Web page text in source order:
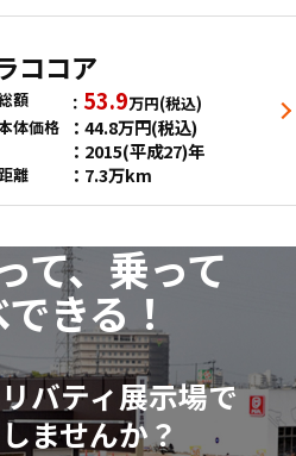
ココア
額 53.9万円(税込)
体価格
44.8万円(税込)
2015(平成27)年
離 7.3万km
て、乗って
きる！
バティ展示場で
ませんか？